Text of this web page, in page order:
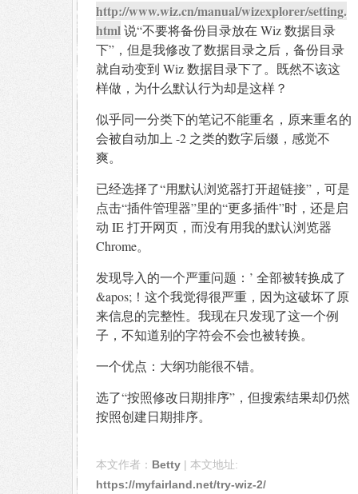
http://www.wiz.cn/manual/wizexplorer/setting.
html说“不要将备份目录放在 Wiz 数据目录
下”，但是我修改了数据目录之后，备份目录
就自动变到 Wiz 数据目录下了。既然不该这
样做，为什么默认行为却是这样？
似乎同一分类下的笔记不能重名，原来重名的
会被自动加上 -2 之类的数字后缀，感觉不
爽。
已经选择了“用默认浏览器打开超链接”，可是
点击“插件管理器”里的“更多插件”时，还是启
动 IE 打开网页，而没有用我的默认浏览器
Chrome。
发现导入的一个严重问题：’ 全部被转换成了
&apos;！这个我觉得很严重，因为这破坏了原
来信息的完整性。我现在只发现了这一个例
子，不知道别的字符会不会也被转换。
一个优点：大纲功能很不错。
选了“按照修改日期排序”，但搜索结果却仍然
按照创建日期排序。
本文作者： Betty | 本文地址:
https://myfairland.net/try-wiz-2/